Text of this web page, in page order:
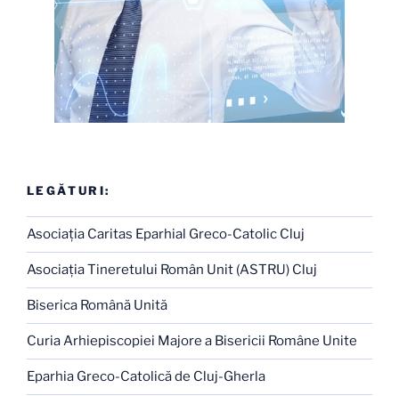
LEGĂTURI:
Asociaţia Caritas Eparhial Greco-Catolic Cluj
Asociaţia Tineretului Român Unit (ASTRU) Cluj
Biserica Română Unită
Curia Arhiepiscopiei Majore a Bisericii Române Unite
Eparhia Greco-Catolică de Cluj-Gherla